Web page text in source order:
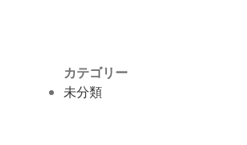
カテゴリー
未分類